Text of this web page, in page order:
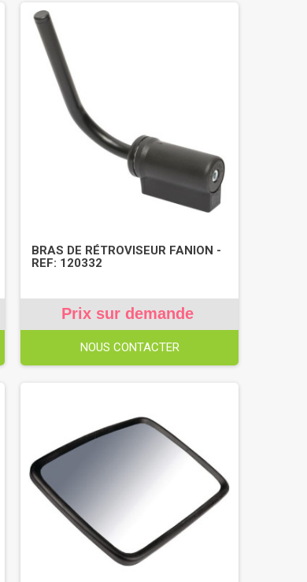
BRAS DE RÉTROVISEUR FANION -
REF: 120332
Prix sur demande
NOUS CONTACTER